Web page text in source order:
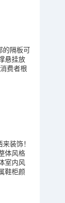
的隔板可
悬挂放
费者根
装饰！
体风格
室内风
鞋柜颜